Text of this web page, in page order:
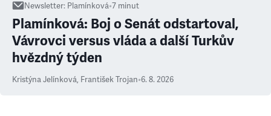
Newsletter: Plamínková•7 minut
Plamínková: Boj o Senát odstartoval,
Vávrovci versus vláda a další Turkův
hvězdný týden
Kristýna Jelínková, František Trojan•6. 8. 2026